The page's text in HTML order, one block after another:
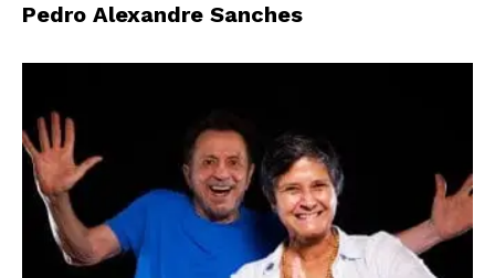
Pedro Alexandre Sanches